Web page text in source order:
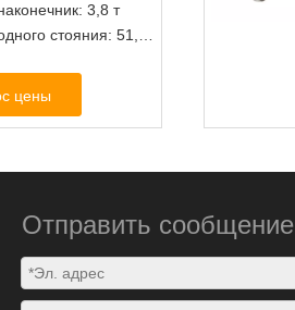
3,8 т
стояния: 51,2
цены
Отправить сообщение